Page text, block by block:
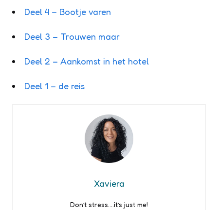
Deel 4 – Bootje varen
Deel 3 – Trouwen maar
Deel 2 – Aankomst in het hotel
Deel 1 – de reis
Xaviera
Don’t stress….it’s just me!